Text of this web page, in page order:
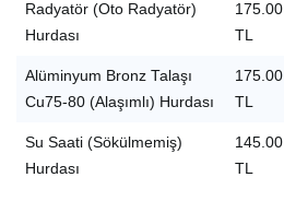
Radyatör (Oto Radyatör)
Hurdası
175.00
TL
Alüminyum Bronz Talaşı
Cu75-80 (Alaşımlı) Hurdası
175.00
TL
Su Saati (Sökülmemiş)
Hurdası
145.00
TL